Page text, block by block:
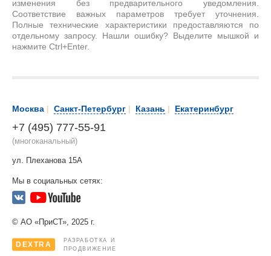
изменения без предварительного уведомления.
Соответствие важных параметров требует уточнения.
Полные технические характеристики предоставляются по
отдельному запросу. Нашли ошибку? Выделите мышкой и
нажмите Ctrl+Enter.
Москва | Санкт-Петербург | Казань | Екатеринбург
+7 (495) 777-55-91
(многоканальный)
ул. Плеханова 15А
Мы в социальных сетях:
© АО «ПриСТ», 2025 г.
DEXTRA
РАЗРАБОТКА И
ПРОДВИЖЕНИЕ